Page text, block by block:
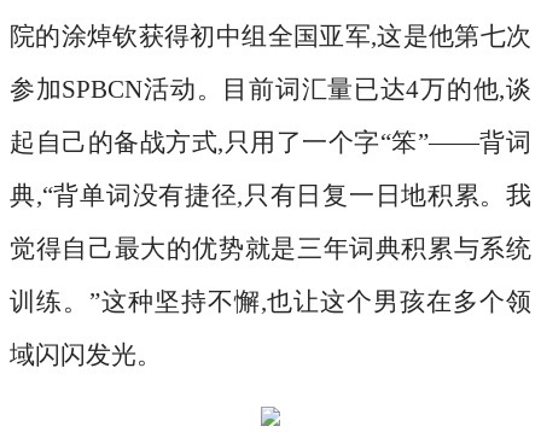
院的涂焯钦获得初中组全国亚军,这是他第七次
参加SPBCN活动。目前词汇量已达4万的他,谈
起自己的备战方式,只用了一个字“笨”——背词
典,“背单词没有捷径,只有日复一日地积累。我
觉得自己最大的优势就是三年词典积累与系统
训练。”这种坚持不懈,也让这个男孩在多个领
域闪闪发光。